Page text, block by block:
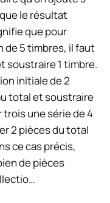
le résultat
que pour
de 5 timbres, il faut
soustraire 1 timbre.
initiale de 2
total et soustraire
une série de 4
2 pièces du total
ce cas précis,
de pièces